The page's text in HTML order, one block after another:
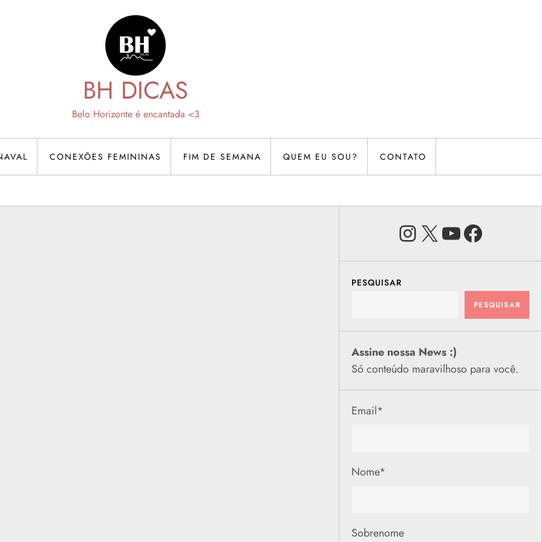
BH DICAS
Belo Horizonte é encantada <3
CONEXÕES FEMININAS FIM DE SEMANA QUEM EU SOU? CONTATO
Instagram
X Youtube
PESQUISAR
PESQUISAR
Assine nossa News :)
Só conteúdo maravilhoso para você.
Email*
Nome*
Sobrenome